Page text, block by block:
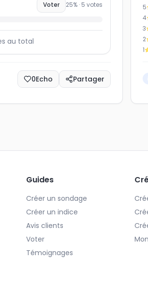
Voter 25% · 5 votes
au total
0Echo Partager
5
4
3
2
1
Guides
Créer un sondage
Créer un indice
Avis clients
Voter
Témoignages